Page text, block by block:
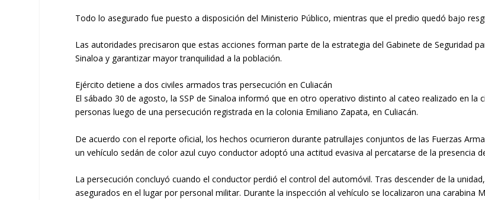
Todo lo asegurado fue puesto a disposición del Ministerio Público, mientras que el predio quedó bajo
Las autoridades precisaron que estas acciones forman parte de la estrategia del Gabinete de Seguridad
Sinaloa y garantizar mayor tranquilidad a la población.
Ejército detiene a dos civiles armados tras persecución en Culiacán
El sábado 30 de agosto, la SSP de Sinaloa informó que en otro operativo distinto al cateo realizado en
personas luego de una persecución registrada en la colonia Emiliano Zapata, en Culiacán.
De acuerdo con el reporte oficial, los hechos ocurrieron durante patrullajes conjuntos de las Fuerzas
un vehículo sedán de color azul cuyo conductor adoptó una actitud evasiva al percatarse de la presencia
La persecución concluyó cuando el conductor perdió el control del automóvil. Tras descender de la
asegurados en el lugar por personal militar. Durante la inspección al vehículo se localizaron una carabina